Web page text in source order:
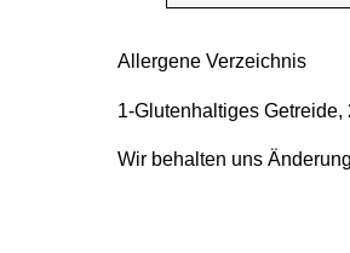
Allergene Verzeichnis
1-Glutenhaltiges
Wir behalten uns